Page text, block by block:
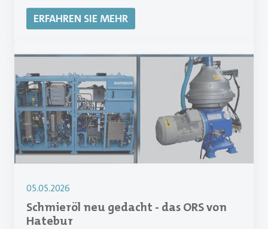
ERFAHREN SIE MEHR
05.05.2026
Schmieröl neu gedacht - das ORS von
Hatebur